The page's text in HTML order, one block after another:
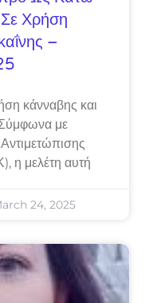
Χρήση
–
κάνναβης και
με
η μελέτη αυτή
24, 2025